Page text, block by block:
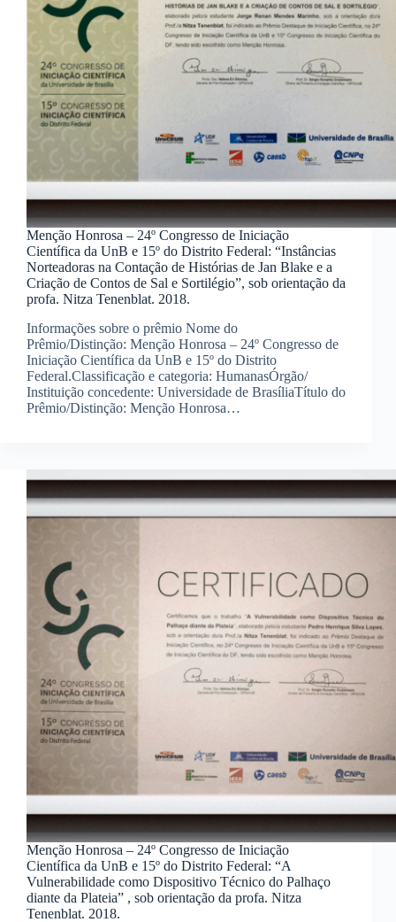
Menção Honrosa – 24º Congresso de Iniciação
Científica da UnB e 15º do Distrito Federal: “Instâncias
Norteadoras na Contação de Histórias de Jan Blake e a
Criação de Contos de Sal e Sortilégio”, sob orientação da
profa. Nitza Tenenblat. 2018.
Informações sobre o prêmio Nome do
Prêmio/Distinção: Menção Honrosa – 24º Congresso de
Iniciação Científica da UnB e 15º do Distrito
Federal.Classificação e categoria: HumanasÓrgão/
Instituição concedente: Universidade de BrasíliaTítulo do
Prêmio/Distinção: Menção Honrosa…
Menção Honrosa – 24º Congresso de Iniciação
Científica da UnB e 15º do Distrito Federal: “A
Vulnerabilidade como Dispositivo Técnico do Palhaço
diante da Plateia” , sob orientação da profa. Nitza
Tenenblat. 2018.